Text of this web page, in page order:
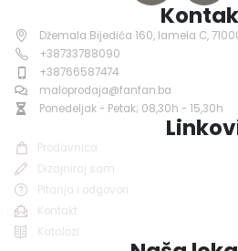
Džemala Bijedića 160, lamela C,
+38733788090
+38766587474
maloprodaja@fanfan.ba
Ponedeljak - Petak; 08,30h - 15,30h
Prodavnica
Dizajniraj sam
Pitanja i odgovori
Kontakt
Katalozi